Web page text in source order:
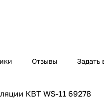
Отзывы Задать
КВТ WS-11 69278